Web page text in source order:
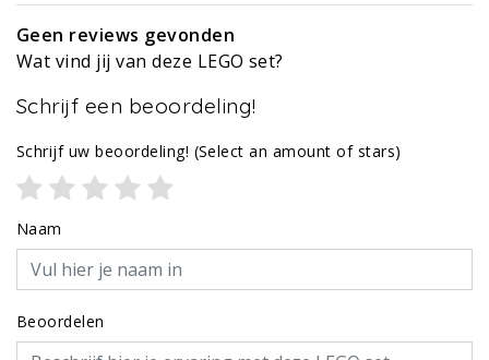
Geen reviews gevonden
Wat vind jij van deze LEGO set?
Schrijf een beoordeling!
Schrijf uw beoordeling! (Select an amount of stars)
Naam
Beoordelen